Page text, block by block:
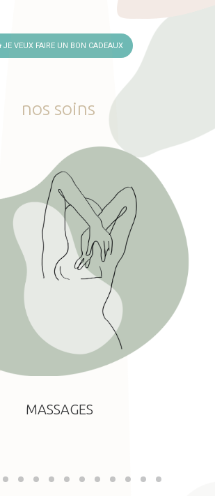
JE VEUX FAIRE UN BON CADEAUX
nos soins
MASSAGES